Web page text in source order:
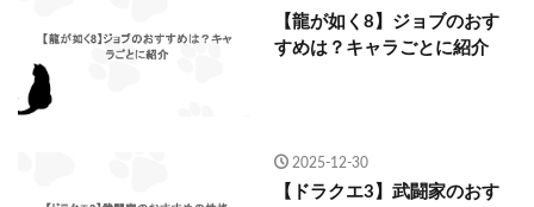
【龍が如く8】ジョブのおす
すめは？キャラごとに紹介
2025-12-30
【ドラクエ3】武闘家のおす